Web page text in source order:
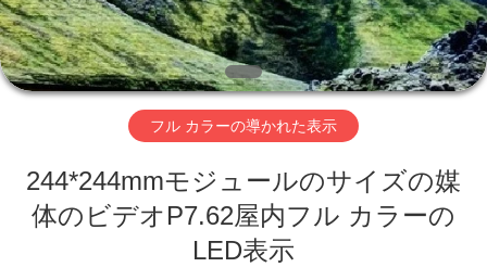
ビ
デ
VR
フル カラーの導かれた表示
244*244mmモジュールのサイズの媒
体のビデオP7.62屋内フル カラーの
LED表示